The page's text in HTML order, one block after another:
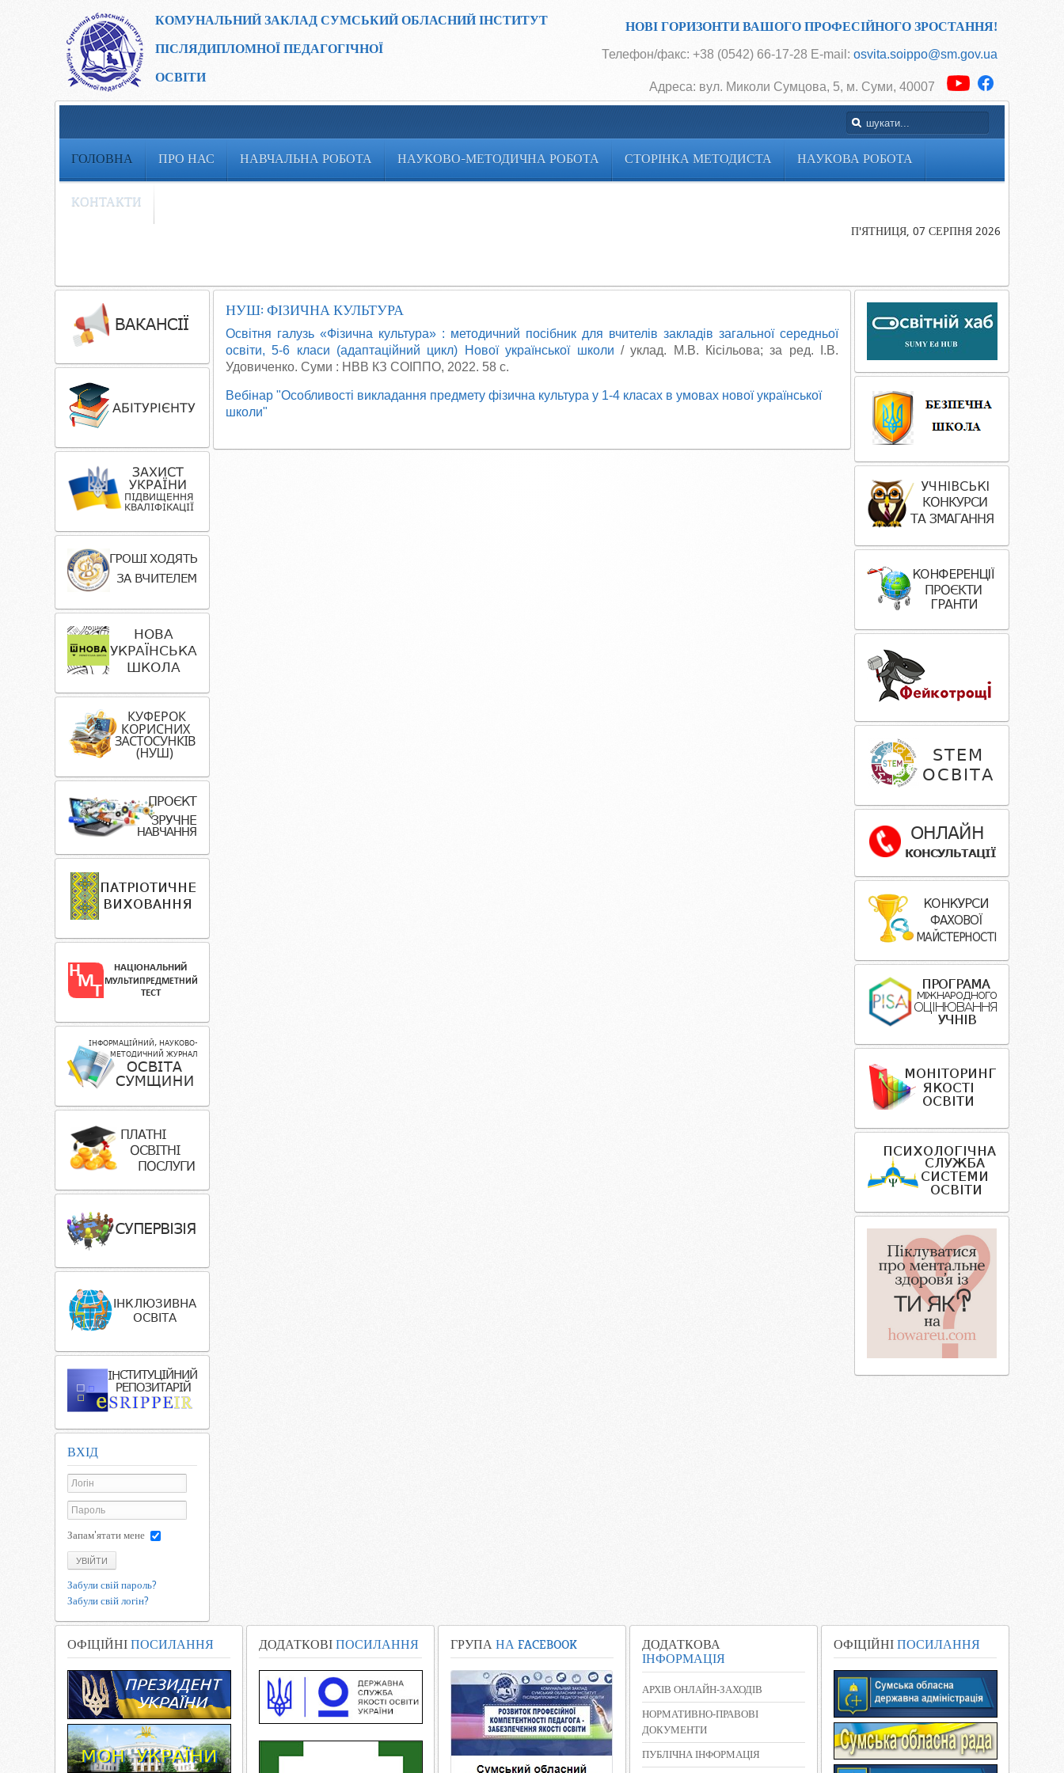
КОМУНАЛЬНИЙ ЗАКЛАД СУМСЬКИЙ ОБЛАСНИЙ ІНСТИТУТ
ПІСЛЯДИПЛОМНОЇ ПЕДАГОГІЧНОЇ
ОСВІТИ
НОВІ ГОРИЗОНТИ ВАШОГО ПРОФЕСІЙНОГО ЗРОСТАННЯ!
Телефон/факс: +38 (0542) 66-17-28 E-mail: osvita.soippo@sm.gov.ua
Адреса: вул. Миколи Сумцова, 5, м. Суми, 40007
ГОЛОВНА ПРО НАС НАВЧАЛЬНА РОБОТА НАУКОВО-МЕТОДИЧНА РОБОТА СТОРІНКА МЕТОДИСТА НАУКОВА РОБОТА
КОНТАКТИ
П'ЯТНИЦЯ, 07 СЕРПНЯ 2026
НУШ: ФІЗИЧНА КУЛЬТУРА
Освітня галузь «Фізична культура» : методичний посібник для вчителів закладів загальної середньої
освіти, 5-6 класи (адаптаційний цикл) Нової української школи / уклад. М.В. Кісільова; за ред. І.В.
Удовиченко. Суми : НВВ КЗ СОІППО, 2022. 58 с.
Вебінар "Особливості викладання предмету фізична культура у 1-4 класах в умовах нової української
школи"
ВХІД
Запам'ятати мене
УВІЙТИ
Забули свій пароль?
Забули свій логін?
ОФІЦІЙНІ ПОСИЛАННЯ ДОДАТКОВІ ПОСИЛАННЯ ГРУПА НА FACEBOOK
ДОДАТКОВА
ІНФОРМАЦІЯ
АРХІВ ОНЛАЙН-ЗАХОДІВ
НОРМАТИВНО-ПРАВОВІ
ДОКУМЕНТИ
ПУБЛІЧНА ІНФОРМАЦІЯ
ОФІЦІЙНІ ПОСИЛАННЯ